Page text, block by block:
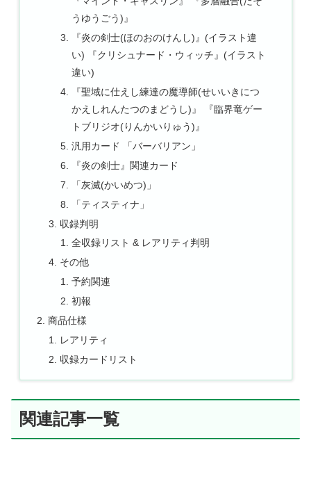
うゆうごう)』
『炎の剣士(ほのおのけんし)』(イラスト違
い) 『クリシュナード・ウィッチ』(イラスト
違い)
『聖域に仕えし練達の魔導師(せいいきにつ
かえしれんたつのまどうし)』 『臨界竜ゲー
トブリジオ(りんかいりゅう)』
汎用カード 「バーバリアン」
『炎の剣士』関連カード
「灰滅(かいめつ)」
「ティスティナ」
収録判明
全収録リスト & レアリティ判明
その他
予約関連
初報
商品仕様
レアリティ
収録カードリスト
関連記事一覧